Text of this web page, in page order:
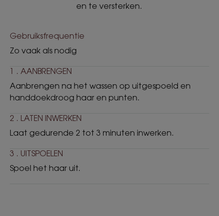
en te versterken.
Gebruiksfrequentie
Zo vaak als nodig
1 . AANBRENGEN
Aanbrengen na het wassen op uitgespoeld en
handdoekdroog haar en punten.
2 . LATEN INWERKEN
Laat gedurende 2 tot 3 minuten inwerken.
3 . UITSPOELEN
Spoel het haar uit.